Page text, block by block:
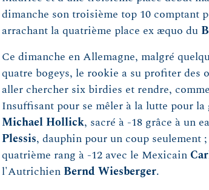
dimanche son troisième top 10 comptant
arrachant la quatrième place ex æquo du
Ce dimanche en Allemagne, malgré
quatre bogeys, le rookie a su profiter des
aller chercher six birdies et rendre,
Insuffisant pour se mêler à la lutte pour la
Michael Hollick, sacré à -18 grâce à un
Plessis, dauphin pour un coup seulement
quatrième rang à -12 avec le Mexicain
l'Autrichien Bernd Wiesberger.